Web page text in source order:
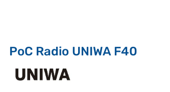
PoC Radio UNIWA F40